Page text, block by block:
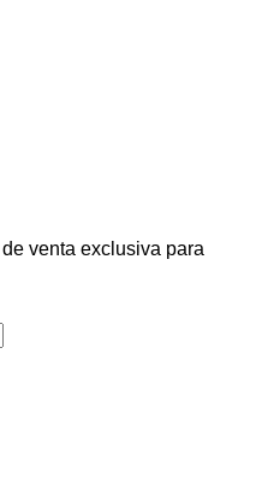
venta exclusiva para